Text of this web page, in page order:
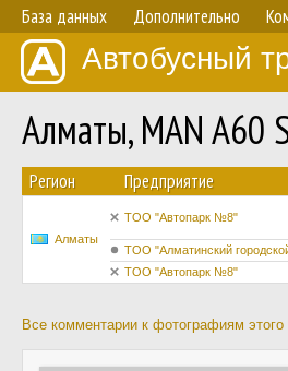
База данных Дополнительно
Автобусный
Алматы, MAN
Регион Предприятие
Алматы
ТОО "Автопарк №8"
ТОО "Алматинский
ТОО "Автопарк №8"
Все комментарии к фотографиям